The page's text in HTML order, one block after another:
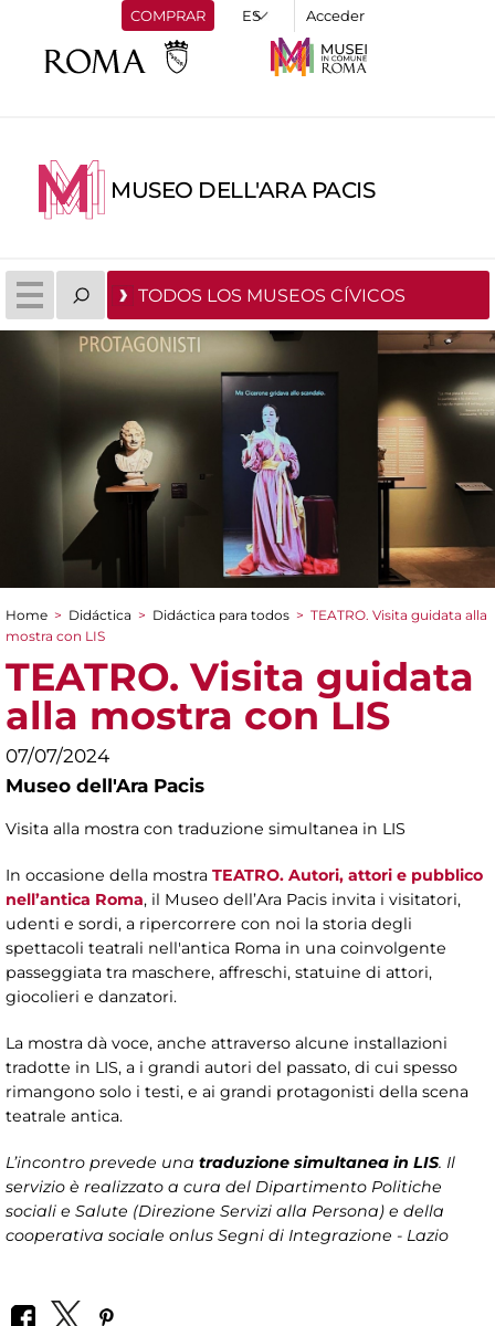
COMPRAR Acceder
MUSEO DELL'ARA PACIS
TODOS LOS MUSEOS CÍVICOS
You are here
Home > Didáctica > Didáctica para todos > TEATRO. Visita guidata alla
mostra con LIS
TEATRO. Visita guidata
alla mostra con LIS
07/07/2024
Museo dell'Ara Pacis
Visita alla mostra con traduzione simultanea in LIS
In occasione della mostra TEATRO. Autori, attori e pubblico
nell’antica Roma, il Museo dell’Ara Pacis invita i visitatori,
udenti e sordi, a ripercorrere con noi la storia degli
spettacoli teatrali nell'antica Roma in una coinvolgente
passeggiata tra maschere, affreschi, statuine di attori,
giocolieri e danzatori.
La mostra dà voce, anche attraverso alcune installazioni
tradotte in LIS, a i grandi autori del passato, di cui spesso
rimangono solo i testi, e ai grandi protagonisti della scena
teatrale antica.
L’incontro prevede una traduzione simultanea in LIS. Il
servizio è realizzato a cura del Dipartimento Politiche
sociali e Salute (Direzione Servizi alla Persona) e della
cooperativa sociale onlus Segni di Integrazione - Lazio